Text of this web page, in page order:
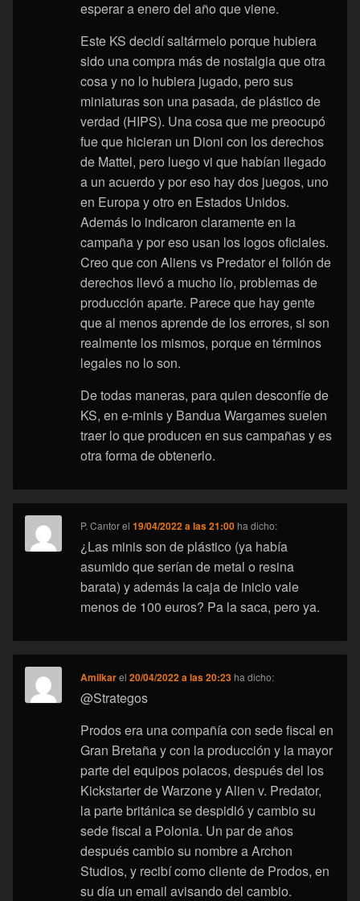
esperar a enero del año que viene.
Este KS decidí saltármelo porque hubiera
sido una compra más de nostalgia que otra
cosa y no lo hubiera jugado, pero sus
miniaturas son una pasada, de plástico de
verdad (HIPS). Una cosa que me preocupó
fue que hicieran un Dioni con los derechos
de Mattel, pero luego vi que habían llegado
a un acuerdo y por eso hay dos juegos, uno
en Europa y otro en Estados Unidos.
Además lo indicaron claramente en la
campaña y por eso usan los logos oficiales.
Creo que con Aliens vs Predator el follón de
derechos llevó a mucho lío, problemas de
producción aparte. Parece que hay gente
que al menos aprende de los errores, si son
realmente los mismos, porque en términos
legales no lo son.
De todas maneras, para quien desconfíe de
KS, en e-minis y Bandua Wargames suelen
traer lo que producen en sus campañas y es
otra forma de obtenerlo.
P. Cantorel19/04/2022 a las 21:00 ha dicho:
¿Las minis son de plástico (ya había
asumido que serían de metal o resina
barata) y además la caja de inicio vale
menos de 100 euros? Pa la saca, pero ya.
Amilkarel20/04/2022 a las 20:23 ha dicho:
@Strategos
Prodos era una compañía con sede fiscal en
Gran Bretaña y con la producción y la mayor
parte del equipos polacos, después del los
Kickstarter de Warzone y Alien v. Predator,
la parte británica se despidió y cambio su
sede fiscal a Polonia. Un par de años
después cambio su nombre a Archon
Studios, y recibí como cliente de Prodos, en
su día un email avisando del cambio.